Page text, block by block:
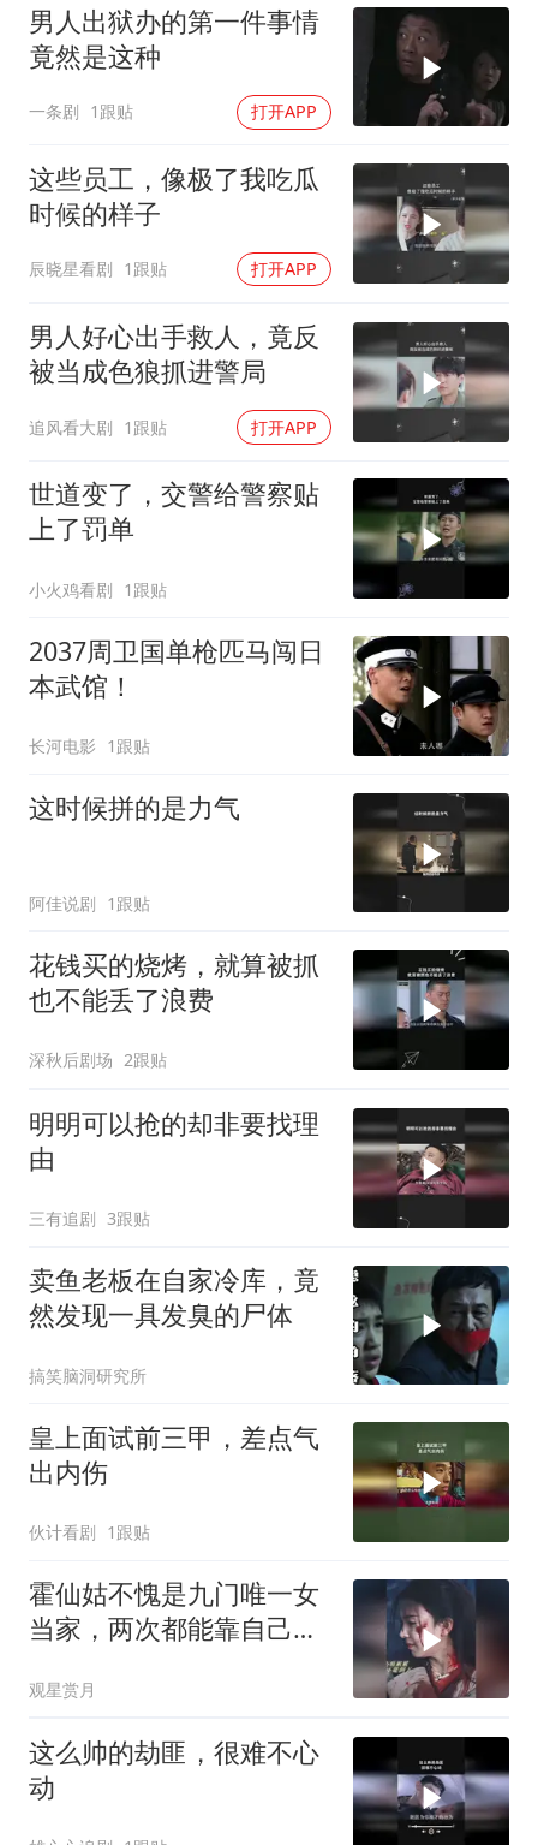
男人出狱办的第一件事情
竟然是这种
一条剧 1跟贴 打开APP
这些员工，像极了我吃瓜
时候的样子
辰晓星看剧 1跟贴 打开APP
男人好心出手救人，竟反
被当成色狼抓进警局
追风看大剧 1跟贴 打开APP
世道变了，交警给警察贴
上了罚单
小火鸡看剧 1跟贴
2037周卫国单枪匹马闯日
本武馆！
长河电影 1跟贴
这时候拼的是力气
阿佳说剧 1跟贴
花钱买的烧烤，就算被抓
也不能丢了浪费
深秋后剧场 2跟贴
明明可以抢的却非要找理
由
三有追剧 3跟贴
卖鱼老板在自家冷库，竟
然发现一具发臭的尸体
搞笑脑洞研究所
皇上面试前三甲，差点气
出内伤
伙计看剧 1跟贴
霍仙姑不愧是九门唯一女
当家，两次都能靠自己逆
观星赏月
这么帅的劫匪，很难不心
动